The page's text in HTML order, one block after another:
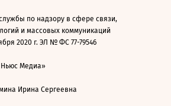
по надзору в сфере связи,
и массовых коммуникаций
2020 г. ЭЛ № ФС 77-79546
Ньюс Медиа»
Ирина Сергеевна